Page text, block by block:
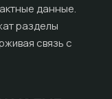
данные.
разделы
связь с